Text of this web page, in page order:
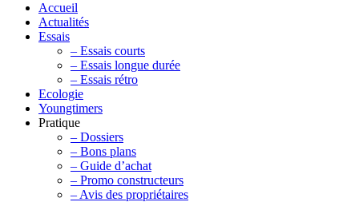
Accueil
Actualités
Essais
– Essais courts
– Essais longue durée
– Essais rétro
Ecologie
Youngtimers
Pratique
– Dossiers
– Bons plans
– Guide d’achat
– Promo constructeurs
– Avis des propriétaires